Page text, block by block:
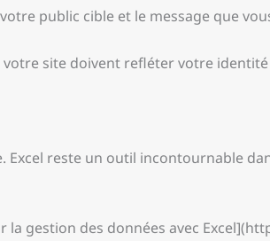
public cible et le message que
site doivent refléter votre
reste un outil incontournable
gestion des données avec